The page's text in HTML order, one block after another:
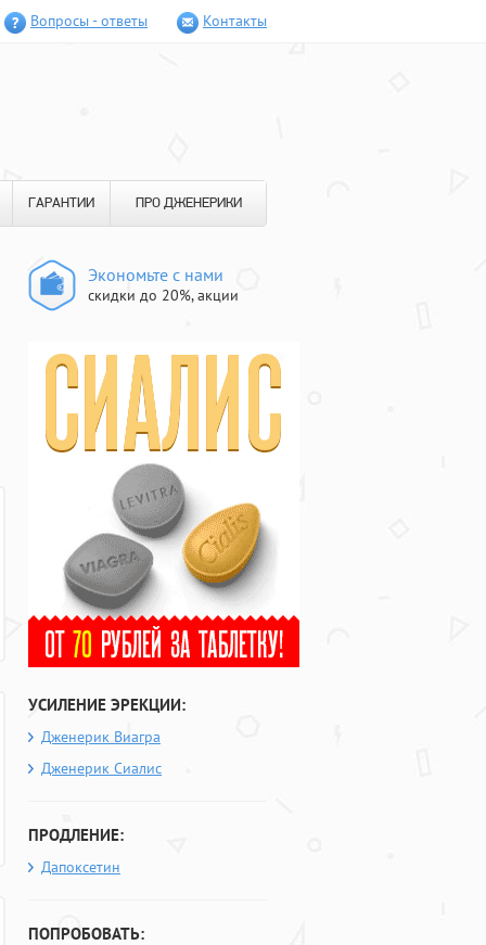
Вопросы - ответы Контакты
ГАРАНТИИ ПРО ДЖЕНЕРИКИ
Экономьте с нами
скидки до 20%, акции
УСИЛЕНИЕ ЭРЕКЦИИ:
Дженерик Виагра
Дженерик Сиалис
ПРОДЛЕНИЕ:
Дапоксетин
ПОПРОБОВАТЬ: